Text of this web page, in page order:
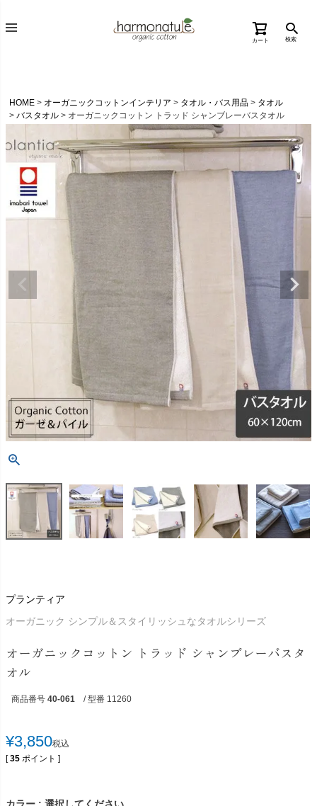
カート 検索
HOME オーガニックコットンインテリア タオル・バス用品
タオル
バスタオル
オーガニックコットン トラッド シャンブレーバスタオル
プランティア
オーガニック シンプル＆スタイリッシュなタオルシリーズ
オーガニックコットン トラッド シャンブレーバスタ
オル
商品番号 40-061 / 型番 11260
¥3,850税込
[ 35 ポイント ]